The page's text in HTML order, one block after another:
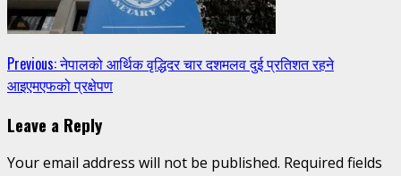
Continue
Reading
Previous:नेपालको आर्थिक वृद्धिदर चार दशमलव दुई प्रतिशत रहने
आइएमएफको प्रक्षेपण
Leave a Reply
Your email address will not be published. Required fields